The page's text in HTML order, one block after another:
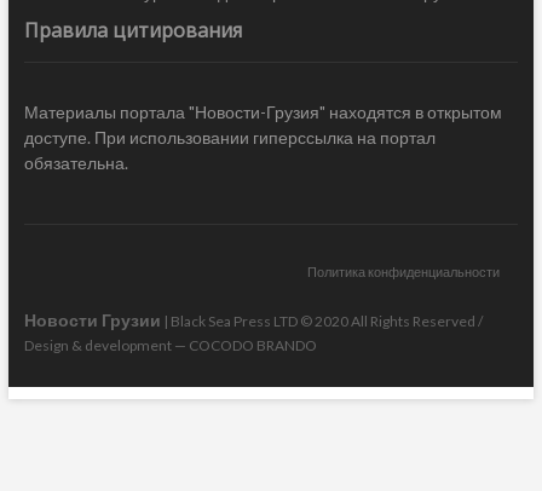
Правила цитирования
Материалы портала "Новости-Грузия" находятся в открытом
доступе. При использовании гиперссылка на портал
обязательна.
Политика конфиденциальности
Новости Грузии | Black Sea Press LTD © 2020 All Rights Reserved /
Design & development — COCODO BRANDO